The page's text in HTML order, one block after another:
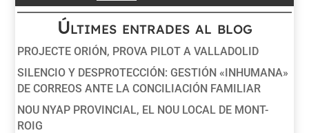
Últimes entrades al blog
PROJECTE ORIÓN, PROVA PILOT A VALLADOLID
SILENCIO Y DESPROTECCIÓN: GESTIÓN «INHUMANA»
DE CORREOS ANTE LA CONCILIACIÓN FAMILIAR
NOU NYAP PROVINCIAL, EL NOU LOCAL DE MONT-
ROIG